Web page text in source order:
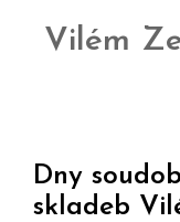
Vilém
Dny
skladeb